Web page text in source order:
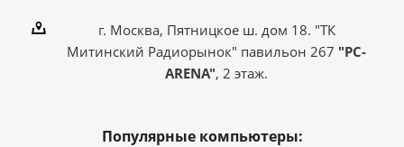
г. Москва, Пятницкое ш. дом 18. "ТК
Митинский Радиорынок" павильон 267 "PC-
ARENA", 2 этаж.
Популярные компьютеры: